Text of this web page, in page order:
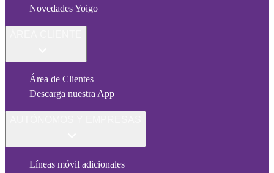
Novedades Yoigo
Área de Clientes
Descarga nuestra App
Líneas móvil adicionales